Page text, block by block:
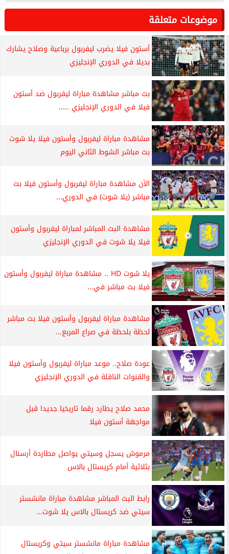
موضوعات متعلقة
أستون فيلا يضرب ليفربول برباعية وصلاح يشارك
بديلا في الدوري الإنجليزي
بث مباشر مشاهدة مباراة ليفربول ضد أستون
فيلا في الدوري الإنجليزي .....
مشاهدة مباراة ليفربول وأستون فيلا يلا شوت
بث مباشر الشوط الثاني اليوم
الآن مشاهدة مباراة ليفربول وأستون فيلا بث
مباشر (يلا شوت) في الدوري...
مشاهدة البث المباشر لمباراة ليفربول وأستون
فيلا يلا شوت في الدوري الإنجليزي
يلا شوت HD .. مشاهدة مباراة ليفربول وأستون
فيلا بث مباشر في...
مشاهدة مباراة ليفربول وأستون فيلا بث مباشر
لحظة بلحظة في صراع المربع...
عودة صلاح.. موعد مباراة ليفربول وأستون فيلا
والقنوات الناقلة في الدوري الإنجليزي
محمد صلاح يطارد رقما تاريخيا جديدا قبل
مواجهة أستون فيلا
مرموش يسجل وسيتي يواصل مطاردة أرسنال
بثلاثية أمام كريستال بالاس
رابط البث المباشر مشاهدة مباراة مانشستر
سيتي ضد كريستال بالاس يلا شوت...
مشاهدة مباراة مانشستر سيتي وكريستال